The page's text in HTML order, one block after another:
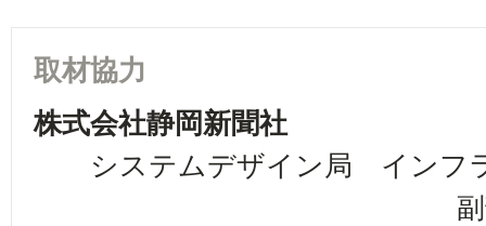
取材協力
株式会社静岡新聞社
システムデザイン局 インフラ
副部長 井上